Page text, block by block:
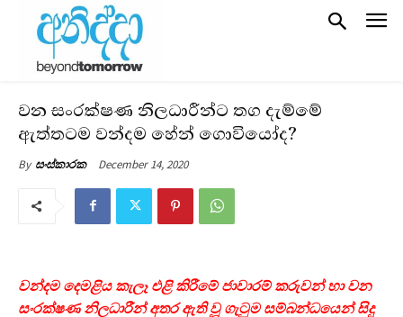
වන සංරක්ෂණ නිලධාරීන්ට තග දැම්මේ
ඇත්තටම වන්දම හේන් ගොවියෝද?
By සංස්කාරක December 14, 2020
වන්දම දෙමළිය කැලෑ එළි කිරීමේ ජාවාරම් කරුවන් හා වන
සංරක්ෂණ නිලධාරීන් අතර ඇති වූ ගැටුම සම්බන්ධයෙන් සිදු